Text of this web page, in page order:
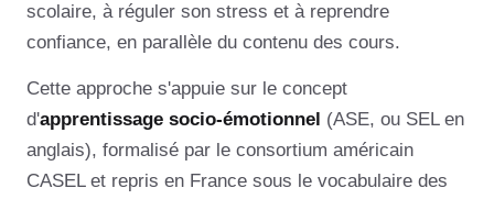
scolaire, à réguler son stress et à reprendre
confiance, en parallèle du contenu des cours.
Cette approche s'appuie sur le concept
d'apprentissage socio-émotionnel (ASE, ou SEL en
anglais), formalisé par le consortium américain
CASEL et repris en France sous le vocabulaire des